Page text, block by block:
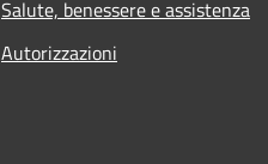
Salute, benessere e assistenza
Autorizzazioni